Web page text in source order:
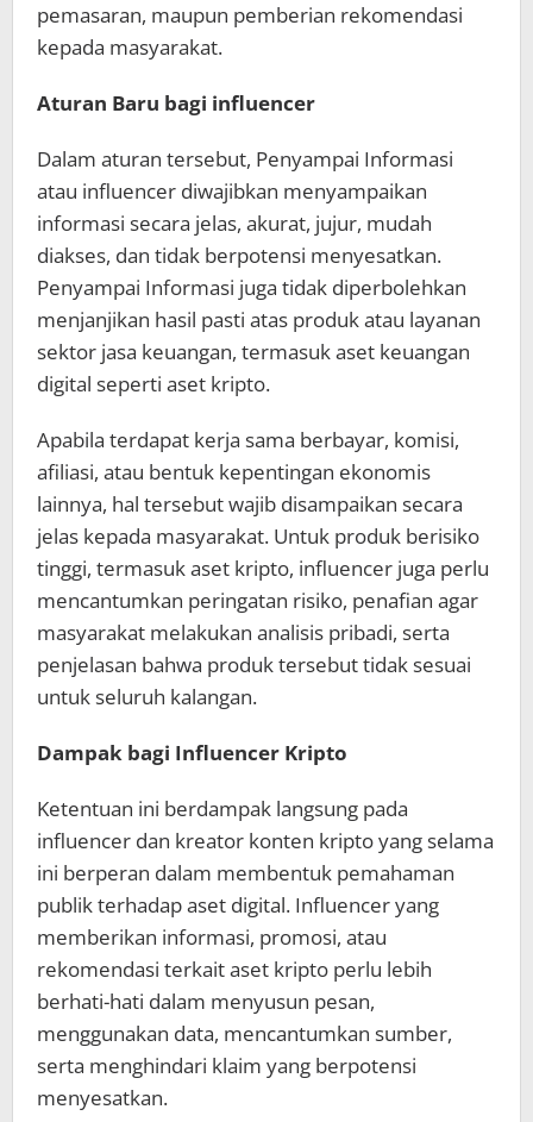
pemasaran, maupun pemberian rekomendasi
kepada masyarakat.
Aturan Baru bagi influencer
Dalam aturan tersebut, Penyampai Informasi
atau influencer diwajibkan menyampaikan
informasi secara jelas, akurat, jujur, mudah
diakses, dan tidak berpotensi menyesatkan.
Penyampai Informasi juga tidak diperbolehkan
menjanjikan hasil pasti atas produk atau layanan
sektor jasa keuangan, termasuk aset keuangan
digital seperti aset kripto.
Apabila terdapat kerja sama berbayar, komisi,
afiliasi, atau bentuk kepentingan ekonomis
lainnya, hal tersebut wajib disampaikan secara
jelas kepada masyarakat. Untuk produk berisiko
tinggi, termasuk aset kripto, influencer juga perlu
mencantumkan peringatan risiko, penafian agar
masyarakat melakukan analisis pribadi, serta
penjelasan bahwa produk tersebut tidak sesuai
untuk seluruh kalangan.
Dampak bagi Influencer Kripto
Ketentuan ini berdampak langsung pada
influencer dan kreator konten kripto yang selama
ini berperan dalam membentuk pemahaman
publik terhadap aset digital. Influencer yang
memberikan informasi, promosi, atau
rekomendasi terkait aset kripto perlu lebih
berhati-hati dalam menyusun pesan,
menggunakan data, mencantumkan sumber,
serta menghindari klaim yang berpotensi
menyesatkan.